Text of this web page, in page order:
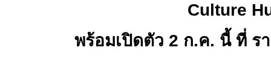
Culture
พร้อมเปิดตัว 2 ก.ค. นี้ ที่ ร